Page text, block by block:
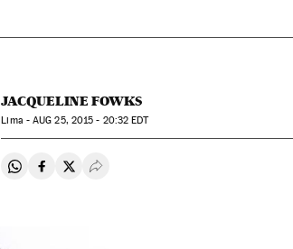
JACQUELINE FOWKS
Lima -AUG 25, 2015 - 20:32 EDT
Compartir en Whatsapp
Compartir en Facebook
Compartir en Twitter
Desplegar Redes Sociales